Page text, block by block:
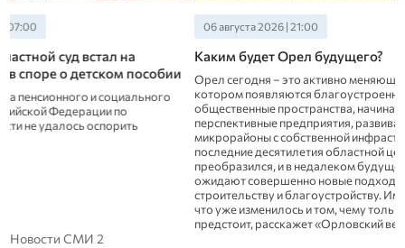
06 августа 2026 | 21:00
Каким будет Орел будущего?
Орел сегодня – это активно меняющийся город, в
котором появляются благоустроенные
общественные пространства, начинают работу
перспективные предприятия, развиваются новые
микрорайоны с собственной инфраструктурой. За
последние десятилетия областной центр заметно
преобразился, и в недалеком будущем нас уже
ожидают совершенно новые подходы к
строительству и благоустройству. Именно о том,
что уже изменилось и том, чему только
предстоит, расскажет «Орловский вестник».
06 августа 2026 |
За полгода в
безопасности
В их числе 140
травматического
электрошоковых
Новости СМИ 2